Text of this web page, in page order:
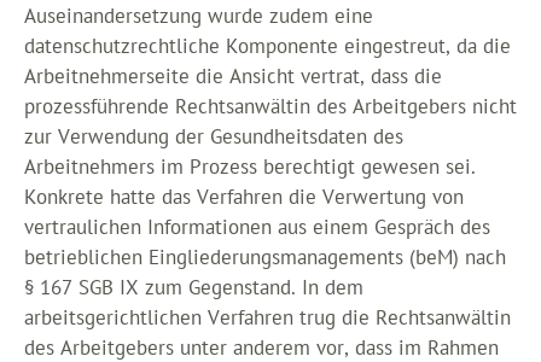
Auseinandersetzung wurde zudem eine
datenschutzrechtliche Komponente eingestreut, da die
Arbeitnehmerseite die Ansicht vertrat, dass die
prozessführende Rechtsanwältin des Arbeitgebers nicht
zur Verwendung der Gesundheitsdaten des
Arbeitnehmers im Prozess berechtigt gewesen sei.
Konkrete hatte das Verfahren die Verwertung von
vertraulichen Informationen aus einem Gespräch des
betrieblichen Eingliederungsmanagements (beM) nach
§ 167 SGB IX zum Gegenstand. In dem
arbeitsgerichtlichen Verfahren trug die Rechtsanwältin
des Arbeitgebers unter anderem vor, dass im Rahmen